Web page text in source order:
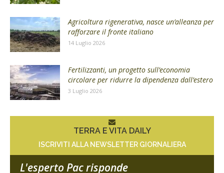
Agricoltura rigenerativa, nasce un’alleanza per
rafforzare il fronte italiano
14 Luglio 2026
Fertilizzanti, un progetto sull’economia
circolare per ridurre la dipendenza dall’estero
3 Luglio 2026
TERRA E VITA DAILY
ISCRIVITI ALLA NEWSLETTER GIORNALIERA
L'esperto Pac risponde